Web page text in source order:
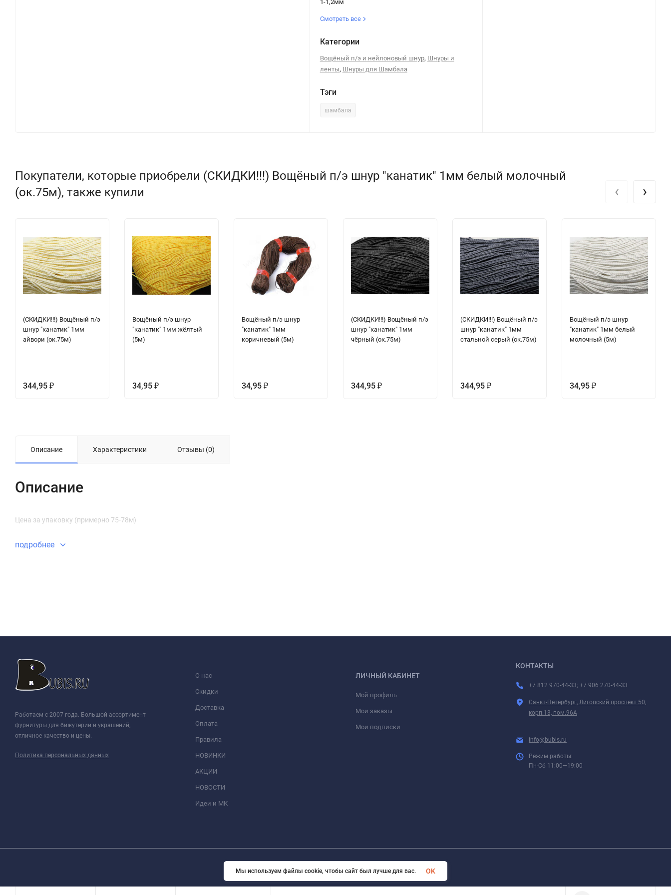
1-1,2мм
Смотреть все
Категории
Вощёный п/э и нейлоновый шнур, Шнуры и
ленты, Шнуры для Шамбала
Тэги
шамбала
Покупатели, которые приобрели (СКИДКИ!!!) Вощёный п/э шнур "канатик" 1мм белый молочный
(ок.75м), также купили
(СКИДКИ!!!) Вощёный п/э
шнур "канатик" 1мм
айвори (ок.75м)
344,95 ₽
Вощёный п/э шнур
"канатик" 1мм жёлтый
(5м)
34,95 ₽
Вощёный п/э шнур
"канатик" 1мм
коричневый (5м)
34,95 ₽
(СКИДКИ!!!) Вощёный п/э
шнур "канатик" 1мм
чёрный (ок.75м)
344,95 ₽
(СКИДКИ!!!) Вощёный п/э
шнур "канатик" 1мм
стальной серый (ок.75м)
344,95 ₽
Вощёный п/э шнур
"канатик" 1мм белый
молочный (5м)
34,95 ₽
‹ ›
Описание Характеристики Отзывы (0)
Описание
Цена за упаковку (примерно 75-78м)
подробнее
Работаем с 2007 года. Большой ассортимент
фурнитуры для бижутерии и украшений,
отличное качество и цены.
Политика персональных данных
О нас
Скидки
Доставка
Оплата
Правила
НОВИНКИ
АКЦИИ
НОВОСТИ
Идеи и МК
ЛИЧНЫЙ КАБИНЕТ
Мой профиль
Мои заказы
Мои подписки
КОНТАКТЫ
+7 812 970-44-33; +7 906 270-44-33
Санкт-Петербург, Лиговский проспект 50,
корп.13, пом.96А
info@bubis.ru
Режим работы:
Пн-Сб 11:00—19:00
© 2026 BUBIS.RU Все права защищены
Мы используем файлы cookie, чтобы сайт был лучше для вас. OK